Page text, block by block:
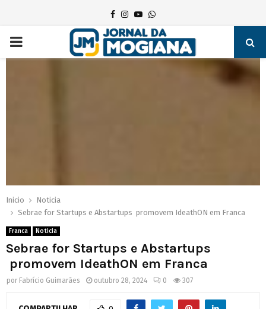
Facebook
Instagram
YoutubeWhatsapp
PRIMARY
Inicio
Noticia
Sebrae for Startups e Abstartups promovem IdeathON em Franca
Franca Noticia
Sebrae for Startups e Abstartups
promovem IdeathON em Franca
por Fabrício Guimarães outubro 28, 2024 0 307